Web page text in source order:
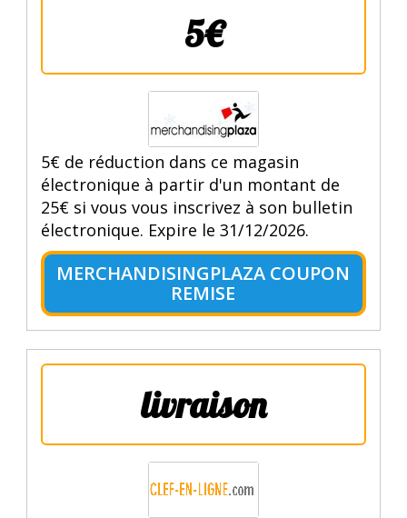
5€
5€ de réduction dans ce magasin
électronique à partir d'un montant de
25€ si vous vous inscrivez à son bulletin
électronique. Expire le 31/12/2026.
MERCHANDISINGPLAZA COUPON
REMISE
livraison